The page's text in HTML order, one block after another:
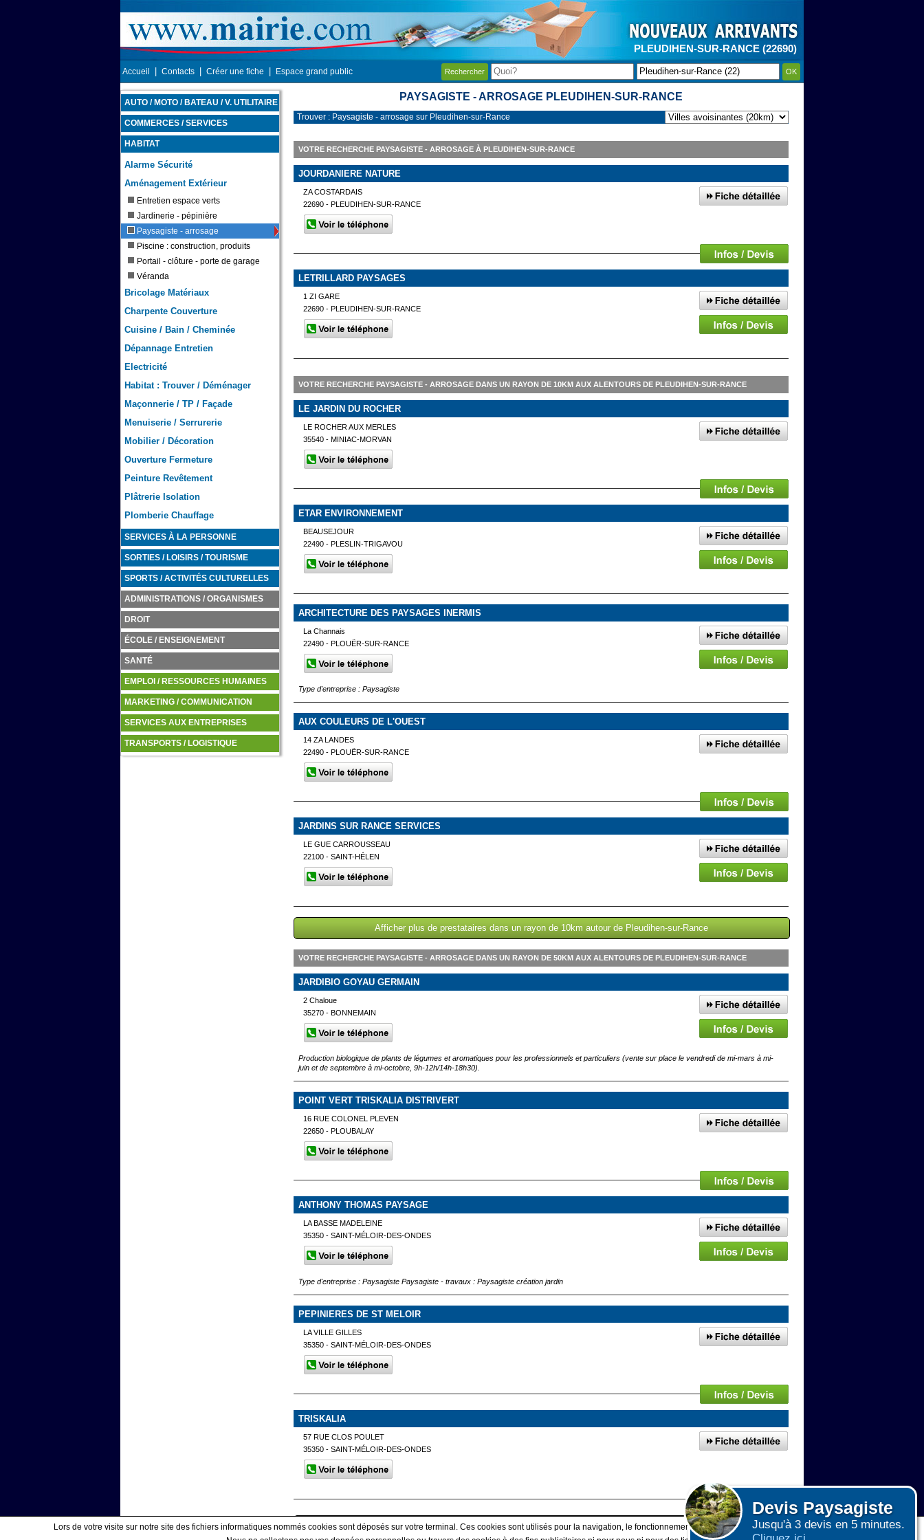
PLEUDIHEN-SUR-RANCE (22690)
Accueil Contacts Créer une fiche Espace grand public Rechercher OK
AUTO / MOTO / BATEAU / V. UTILITAIRE
COMMERCES / SERVICES
HABITAT
Alarme Sécurité
Aménagement Extérieur
Entretien espace verts
Jardinerie - pépinière
Paysagiste - arrosage
Piscine : construction, produits
Portail - clôture - porte de garage
Véranda
Bricolage Matériaux
Charpente Couverture
Cuisine / Bain / Cheminée
Dépannage Entretien
Electricité
Habitat : Trouver / Déménager
Maçonnerie / TP / Façade
Menuiserie / Serrurerie
Mobilier / Décoration
Ouverture Fermeture
Peinture Revêtement
Plâtrerie Isolation
Plomberie Chauffage
SERVICES À LA PERSONNE
SORTIES / LOISIRS / TOURISME
SPORTS / ACTIVITÉS CULTURELLES
ADMINISTRATIONS / ORGANISMES
DROIT
ÉCOLE / ENSEIGNEMENT
SANTÉ
EMPLOI / RESSOURCES HUMAINES
MARKETING / COMMUNICATION
SERVICES AUX ENTREPRISES
TRANSPORTS / LOGISTIQUE
PAYSAGISTE - ARROSAGE PLEUDIHEN-SUR-RANCE
Devis Paysagiste
Jusqu'à 3 devis en 5 minutes.
Trouver : Paysagiste - arrosage sur Pleudihen-sur-Rance
VOTRE RECHERCHE PAYSAGISTE - ARROSAGE À PLEUDIHEN-SUR-RANCE
JOURDANIERE NATURE
ZA COSTARDAIS
22690 - PLEUDIHEN-SUR-RANCE
LETRILLARD PAYSAGES
1 ZI GARE
22690 - PLEUDIHEN-SUR-RANCE
VOTRE RECHERCHE PAYSAGISTE - ARROSAGE DANS UN RAYON DE 10KM AUX ALENTOURS DE PLEUDIHEN-SUR-RANCE
LE JARDIN DU ROCHER
LE ROCHER AUX MERLES
35540 - MINIAC-MORVAN
ETAR ENVIRONNEMENT
BEAUSEJOUR
22490 - PLESLIN-TRIGAVOU
ARCHITECTURE DES PAYSAGES INERMIS
La Channais
22490 - PLOUËR-SUR-RANCE
Type d'entreprise : Paysagiste
AUX COULEURS DE L'OUEST
14 ZA LANDES
22490 - PLOUËR-SUR-RANCE
JARDINS SUR RANCE SERVICES
LE GUE CARROUSSEAU
22100 - SAINT-HÉLEN
Afficher plus de prestataires dans un rayon de 10km autour de Pleudihen-sur-Rance
VOTRE RECHERCHE PAYSAGISTE - ARROSAGE DANS UN RAYON DE 50KM AUX ALENTOURS DE PLEUDIHEN-SUR-RANCE
JARDIBIO GOYAU GERMAIN
2 Chaloue
35270 - BONNEMAIN
Production biologique de plants de légumes et aromatiques pour les professionnels et particuliers (vente sur place le vendredi de mi-mars à mi-
juin et de septembre à mi-octobre, 9h-12h/14h-18h30).
POINT VERT TRISKALIA DISTRIVERT
16 RUE COLONEL PLEVEN
22650 - PLOUBALAY
ANTHONY THOMAS PAYSAGE
LA BASSE MADELEINE
35350 - SAINT-MÉLOIR-DES-ONDES
Type d'entreprise : Paysagiste Paysagiste - travaux : Paysagiste création jardin
PEPINIERES DE ST MELOIR
LA VILLE GILLES
35350 - SAINT-MÉLOIR-DES-ONDES
TRISKALIA
57 RUE CLOS POULET
35350 - SAINT-MÉLOIR-DES-ONDES
Afficher plus de prestataires dans un rayon de 50km autour de Pleudihen-sur-Rance
Lors de votre visite sur notre site des fichiers informatiques nommés cookies sont déposés sur votre terminal. Ces cookies sont utilisés pour la navigation, le fonctionnement du site et les mesures d'audience pour l'éditeur.